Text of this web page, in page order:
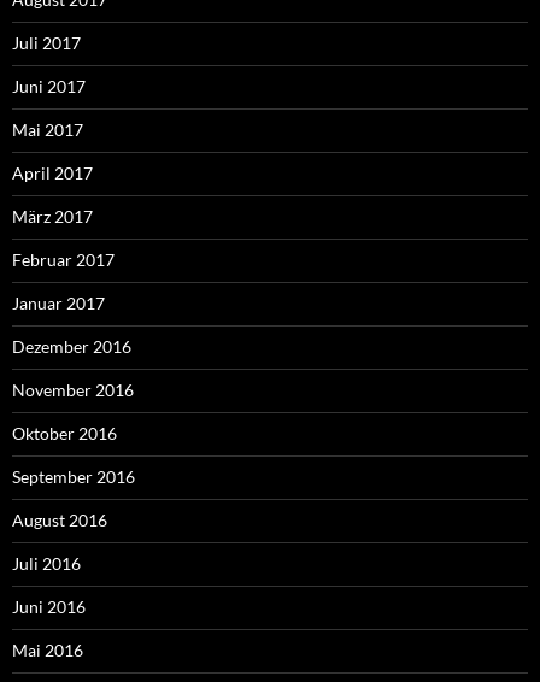
Juli 2017
Juni 2017
Mai 2017
April 2017
März 2017
Februar 2017
Januar 2017
Dezember 2016
November 2016
Oktober 2016
September 2016
August 2016
Juli 2016
Juni 2016
Mai 2016